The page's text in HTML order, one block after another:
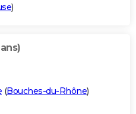
)
(Bouches-du-Rhône)